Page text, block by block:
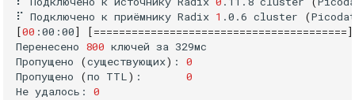
zrevrange
zrevrangebylex
⠏ Подключено к приёмнику Radix 1 .0.6 cluster (
[00 :00:00]
[========================================]
Перенесено 800 ключей за 329мс
Пропущено
(существующих) :
0
Пропущено
(по TTL) :
0
Не удалось: 0